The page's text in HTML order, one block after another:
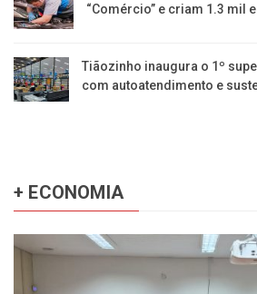
“Comércio” e criam 1.3 mil
Tiãozinho inaugura o 1º
com autoatendimento e
+ ECONOMIA